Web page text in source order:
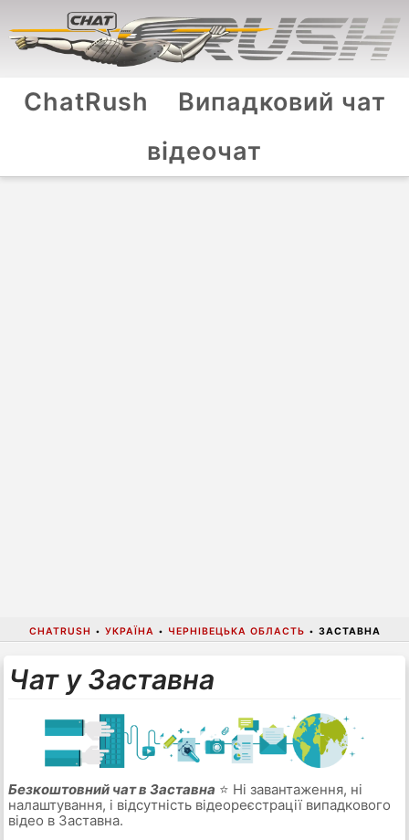
ChatRush
Випадковий чат
відеочат
CHATRUSH • УКРАЇНА • ЧЕРНІВЕЦЬКА ОБЛАСТЬ • ЗАСТАВНА
Чат у Заставна
Безкоштовний чат в Заставна ⭐ Ні завантаження, ні
налаштування, і відсутність відеореєстрації випадкового
відео в Заставна.